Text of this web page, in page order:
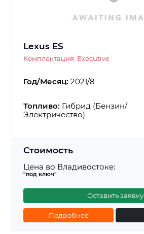
Lexus ES
Комплектация: Executive
Год/Месяц: 2021/8
Топливо: Гибрид (Бензин/
Электричество)
Стоимость
Цена во Владивостоке:
"под ключ"
Оставить заявку
Подробнее